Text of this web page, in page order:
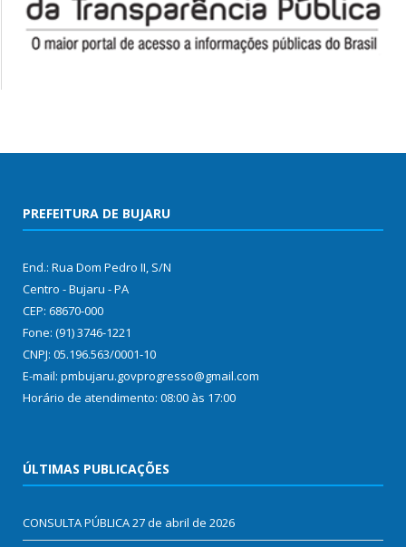
PREFEITURA DE BUJARU
End.: Rua Dom Pedro II, S/N
Centro - Bujaru - PA
CEP: 68670-000
Fone: (91) 3746-1221
CNPJ: 05.196.563/0001-10
E-mail: pmbujaru.govprogresso@gmail.com
Horário de atendimento: 08:00 às 17:00
ÚLTIMAS PUBLICAÇÕES
CONSULTA PÚBLICA27 de abril de 2026